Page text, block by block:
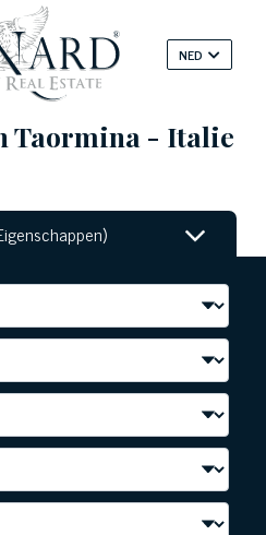
NED
Taormina - Italie